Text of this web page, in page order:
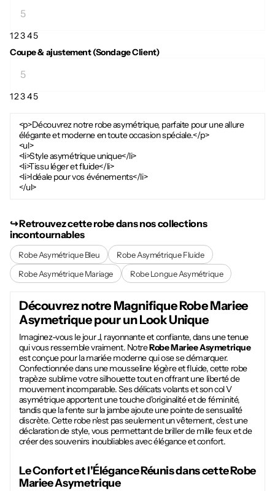
12345
Coupe & ajustement (Sondage Client)
12345
<p>Découvrez notre robe asymétrique, parfaite pour une allure
élégante et moderne en toute occasion spéciale.</p>
<ul>
<li>Style asymétrique unique</li>
<li>Tissu léger et fluide</li>
<li>Idéale pour vos événements</li>
</ul>
↪︎ Retrouvez cette robe dans nos collections
incontournables
Robe Asymétrique Bleu
Robe Asymétrique Fluide
Robe Asymétrique Mariage
Robe Longue Asymétrique
Découvrez notre MagnifiqueRobe Mariee
Asymetriquepour un Look Unique
Imaginez-vous le jour J, rayonnante et confiante, dans une tenue
qui vous ressemble vraiment. NotreRobe Mariee Asymetrique
est conçue pour la mariée moderne qui ose se démarquer.
Confectionnée dans une mousseline légère et fluide, cette robe
trapèze sublime votre silhouette tout en offrant une liberté de
mouvement incomparable. Ses délicats volants et son col V
asymétrique apportent une touche d'originalité et de féminité,
tandis que la fente sur la jambe ajoute une pointe de sensualité
discrète. Cette robe n'est pas seulement un vêtement, c'est une
déclaration de style, vous permettant de briller de mille feux et de
créer des souvenirs inoubliables avec élégance et confort.
Le Confort et l'Élégance Réunis dans cetteRobe
Mariee Asymetrique